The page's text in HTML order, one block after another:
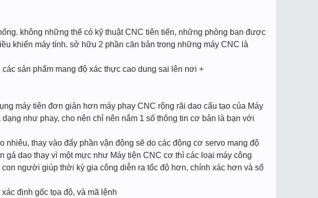
không những thế có kỹ thuật CNC tiên tiến, những phòng ban được
khiển máy tính. sở hữu 2 phần căn bản trong những máy CNC là
sản phẩm mang độ xác thực cao dung sai lên nơi +
máy tiên đơn giản hơn máy phay CNC rộng rãi dao cấu tạo của Máy
như phay, cho nên chỉ nên nắm 1 số thông tin cơ bản là bạn với
thay vào đấy phần vận động sẽ do các động cơ servo mang độ
gá dao thay vì một mực như Máy tiện CNC cơ thì các loại máy công
người giúp thời kỳ gia công diễn ra tốc độ hơn, chính xác hơn và số
định gốc tọa độ, và mã lệnh